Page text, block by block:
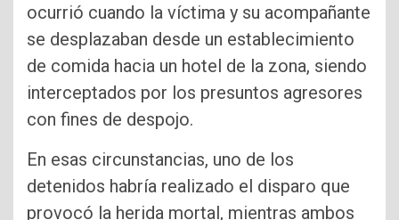
ocurrió cuando la víctima y su acompañante
se desplazaban desde un establecimiento
de comida hacia un hotel de la zona, siendo
interceptados por los presuntos agresores
con fines de despojo.
En esas circunstancias, uno de los
detenidos habría realizado el disparo que
provocó la herida mortal, mientras ambos